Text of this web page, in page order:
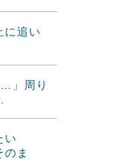
に追い
」周り
い
ま